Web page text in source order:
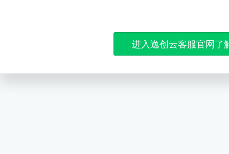
进入逸创云客服官网了